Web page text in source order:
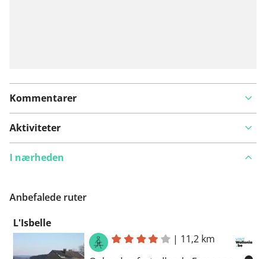
Kommentarer
Aktiviteter
I nærheden
Anbefalede ruter
L'Isbelle
| 11,2 km